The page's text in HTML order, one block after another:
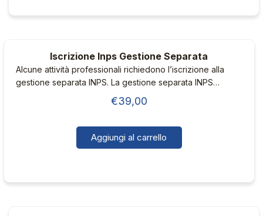
a
ha
Le
opzioni
possono
nella
pagina
Iscrizione Inps Gestione Separata
Alcune attività professionali richiedono l’iscrizione alla
gestione separata INPS. La gestione separata INPS
prevede il versamento contributivo in percentuale sull’utile
€39,00
Aggiungi al carrello